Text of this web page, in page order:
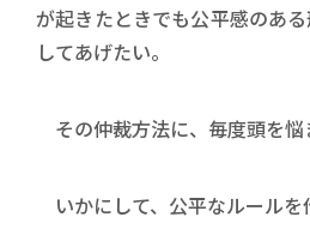
が起きたときでも公平感のあ
してあげたい。
その仲裁方法に、毎度頭を悩
いかにして、公平なルールを